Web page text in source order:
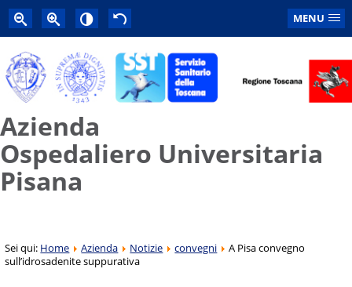
MENU
Azienda
Ospedaliero Universitaria
Pisana
Sei qui: Home Azienda Notizie convegni
A Pisa convegno
sull’idrosadenite suppurativa